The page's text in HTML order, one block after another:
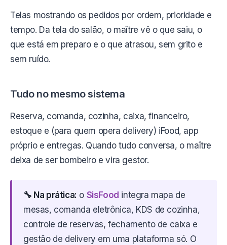
Telas mostrando os pedidos por ordem, prioridade e
tempo. Da tela do salão, o maître vê o que saiu, o
que está em preparo e o que atrasou, sem grito e
sem ruído.
Tudo no mesmo sistema
Reserva, comanda, cozinha, caixa, financeiro,
estoque e (para quem opera delivery) iFood, app
próprio e entregas. Quando tudo conversa, o maître
deixa de ser bombeiro e vira gestor.
🔧 Na prática: o SisFood integra mapa de
mesas, comanda eletrônica, KDS de cozinha,
controle de reservas, fechamento de caixa e
gestão de delivery em uma plataforma só. O